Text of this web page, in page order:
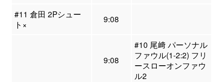
#11 倉田 2Pシュー
ト×
9:08
9:08
#10 尾﨑 パーソナル
ファウル(1-2:2) フリ
ースローオンファウ
ル2